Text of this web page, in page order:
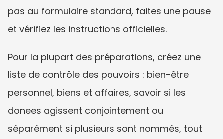
pas au formulaire standard, faites une pause
et vérifiez les instructions officielles.
Pour la plupart des préparations, créez une
liste de contrôle des pouvoirs : bien-être
personnel, biens et affaires, savoir si les
donees agissent conjointement ou
séparément si plusieurs sont nommés, tout